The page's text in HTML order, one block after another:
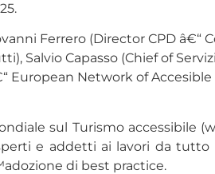
Ferrero (Director CPD â€“
Salvio Capasso (Chief of
European Network of
sul Turismo accessibile
e addetti ai lavori da
di best practice.